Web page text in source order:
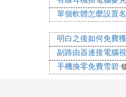
印圖片編輯軟體還
一鍵輕松去水印
評價：
立即下載
8.小牛去水印
小牛去水印app下
件。小牛去水印
單個軟體怎麼設置
明白之後如何免費
副路由器連接電腦
手機換零免費雪碧